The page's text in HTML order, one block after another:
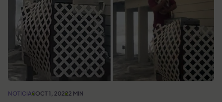
NOTICIASOCT 1, 20222 MIN